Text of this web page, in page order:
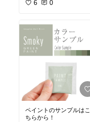
ィングができる！
㎝と固定の寸法になるの
で、今住んでいるベラン
ダの大きさを測ってピッ
タリだったらこれが良
い！
6 0
ペイントのサンプルはこ
ちらから！